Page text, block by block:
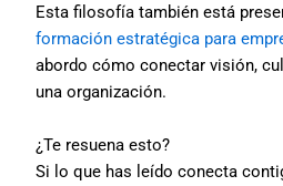
Esta filosofía también está
formación estratégica para
abordo cómo conectar visión,
una organización.
¿Te resuena esto?
Si lo que has leído conecta